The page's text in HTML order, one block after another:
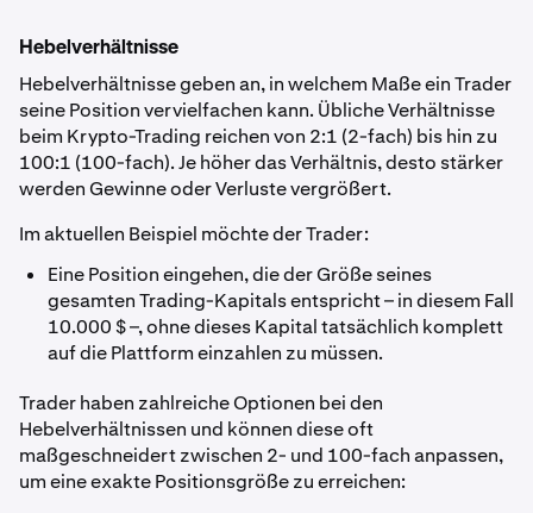
Hebelverhältnisse
Hebelverhältnisse geben an, in welchem Maße ein Trader
seine Position vervielfachen kann. Übliche Verhältnisse
beim Krypto-Trading reichen von 2:1 (2-fach) bis hin zu
100:1 (100-fach). Je höher das Verhältnis, desto stärker
werden Gewinne oder Verluste vergrößert.
Im aktuellen Beispiel möchte der Trader:
Eine Position eingehen, die der Größe seines
gesamten Trading-Kapitals entspricht – in diesem Fall
10.000 $ –, ohne dieses Kapital tatsächlich komplett
auf die Plattform einzahlen zu müssen.
Trader haben zahlreiche Optionen bei den
Hebelverhältnissen und können diese oft
maßgeschneidert zwischen 2- und 100-fach anpassen,
um eine exakte Positionsgröße zu erreichen: